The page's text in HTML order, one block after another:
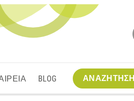
BLOG ΑΝΑΖΗΤΗΣΗ